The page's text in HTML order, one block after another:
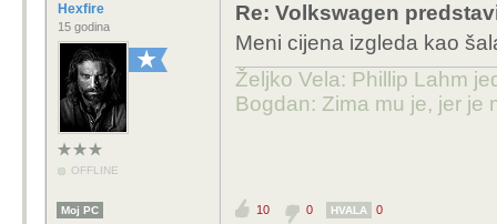
Hexfire
15 godina
OFFLINE
Re: Volkswagen
Meni cijena izgleda kao
Željko Vela: Phillip Lahm
Bogdan: Zima mu je, jer je
Moj PC 10 0 HVALA 0